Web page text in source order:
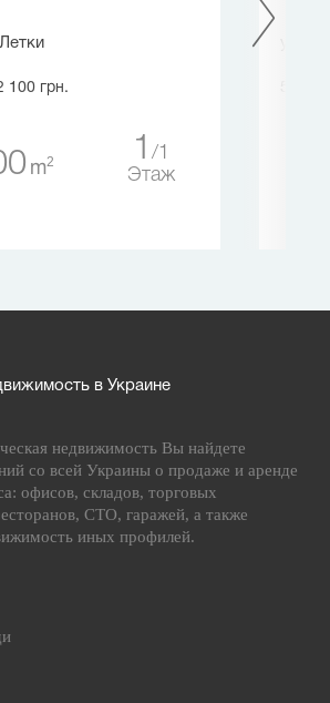
100 грн.
m2 1
1
Этаж
в Украине
недвижимость Вы найдете
со всей Украины о продаже и аренде
офисов, складов, торговых
СТО, гаражей, а также
иных профилей.